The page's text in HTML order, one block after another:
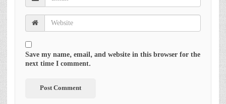
Save my name, email, and website in this browser for the
next time I comment.